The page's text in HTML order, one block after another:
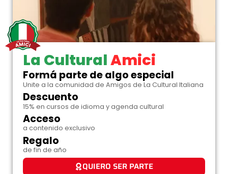
La CulturalAmici
Formá parte de algo especial
Unite a la comunidad de Amigos de La Cultural Italiana
Descuento
15% en cursos de idioma y agenda cultural
Acceso
a contenido exclusivo
Regalo
de fin de año
QUIERO SER PARTE